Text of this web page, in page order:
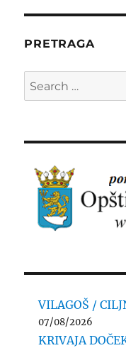
PRETRAGA
Search
for:
VILAGOŠ /
07/08/2026
KRIVAJA